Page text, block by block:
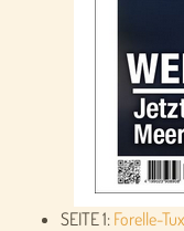
SEITE 1: Forelle-